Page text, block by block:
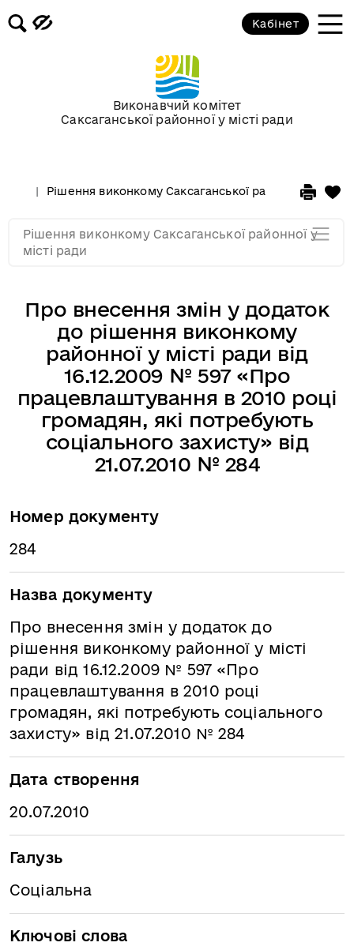
Виконавчий комітет
Саксаганської районної у місті ради
Кабінет
Рішення виконкому Саксаганської районної у місті
Про внесення змін у додаток
до рішення виконкому
районної у місті ради від
16.12.2009 № 597 «Про
працевлаштування в 2010 році
громадян, які потребують
соціального захисту» від
21.07.2010 № 284
Номер документу
284
Назва документу
Про внесення змін у додаток до
рішення виконкому районної у місті
ради від 16.12.2009 № 597 «Про
працевлаштування в 2010 році
громадян, які потребують соціального
захисту» від 21.07.2010 № 284
Дата створення
20.07.2010
Галузь
Соціальна
Ключові слова
Рішення виконкому Саксаганської районної у
місті ради
Засідання виконкому від 17
березня 2010 року
Засідання виконкому від 17
лютого 2010 року
січня 2010 року